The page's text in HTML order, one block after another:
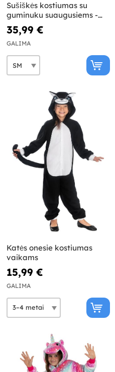
Sušiškės kostiumas su
guminuku suaugusiems -
Sesame Street
35,99 €
GALIMA
Katės onesie kostiumas
vaikams
15,99 €
GALIMA